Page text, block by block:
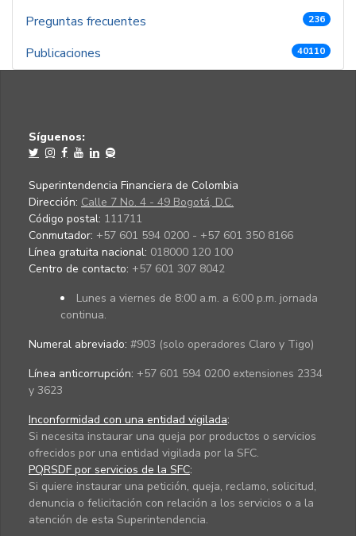
Preguntas frecuentes 236
Publicaciones 40110
Síguenos:
Superintendencia Financiera de Colombia
Dirección: Calle 7 No. 4 - 49 Bogotá, D.C.
Código postal: 111711
Conmutador: +57 601 594 0200 - +57 601 350 8166
Línea gratuita nacional: 018000 120 100
Centro de contacto: +57 601 307 8042
Lunes a viernes de 8:00 a.m. a 6:00 p.m. jornada
continua.
Numeral abreviado: #903 (solo operadores Claro y Tigo)
Línea anticorrupción: +57 601 594 0200 extensiones 2334
y 3623
Inconformidad con una entidad vigilada:
Si necesita instaurar una queja por productos o servicios
ofrecidos por una entidad vigilada por la SFC.
PQRSDF por servicios de la SFC:
Si quiere instaurar una petición, queja, reclamo, solicitud,
denuncia o felicitación con relación a los servicios o a la
atención de esta Superintendencia.